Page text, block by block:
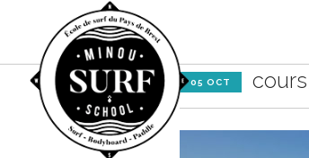
05 OCT